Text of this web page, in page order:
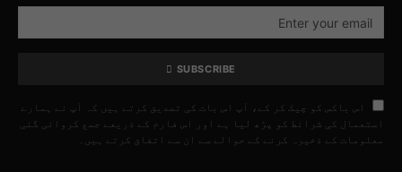
SUBSCRIBE
اس باکس کو چیک کر کے، آپ اس بات کی تصدیق کرتے ہیں کہ آپ نے ہمارے
استعمال کی شرائط کو پڑھ لیا ہے اور اس فارم کے ذریعے جمع کروائی گئی
معلومات کے ذخیرہ کرنے کے حوالے سے ان سے اتفاق کرتے ہیں۔